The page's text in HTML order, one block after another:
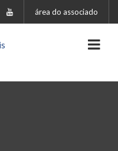
área do associado